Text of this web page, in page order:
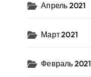
Апрель 2021
Март 2021
Февраль 2021